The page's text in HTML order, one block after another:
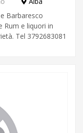
Barbaresco
Rum e liquori in
Tel 3792683081